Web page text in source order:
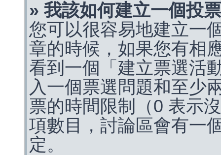
» 我該如何建立一個投
您可以很容易地建立一
章的時候，如果您有相
看到一個「建立票選活
入一個票選問題和至少
票的時間限制（0 表示
項數目，討論區會有一
定。